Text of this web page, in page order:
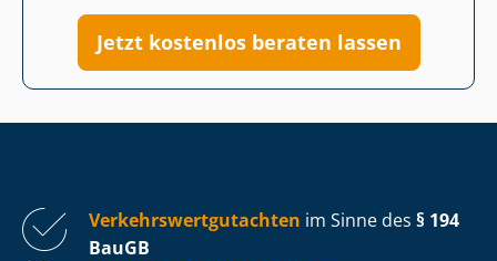
Jetzt kostenlos beraten lassen
Ver­kehrs­wert­gut­ach­ten im Sinne des § 194
BauGB